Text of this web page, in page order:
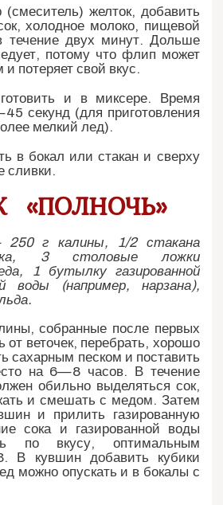
желток, добавить
холодное молоко, пищевой
двух минут. Дольше
потому что флип может
потеряет свой вкус.
и в миксере. Время
секунд (для приготовления
мелкий лед).
в бокал или стакан и сверху
сливки.
«ПОЛНОЧЬ»
г калины, 1/2 стакана
3 столовые ложки
1 бутылку газированной
воды (например, нарзана),
собранные после первых
от веточек, перебрать, хорошо
сахарным песком и поставить
на 6—8 часов. В течение
обильно выделяться сок,
и смешать с медом. Затем
и прилить газированную
сока и газированной воды
по вкусу, оптимальным
В кувшин добавить кубики
можно опускать и в бокалы с